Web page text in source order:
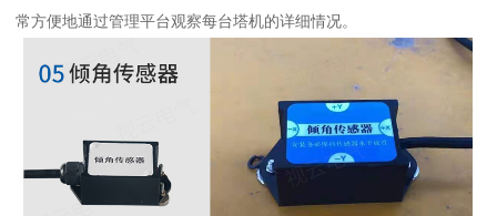
常方便地通过管理平台观察每台塔机的详细情况。